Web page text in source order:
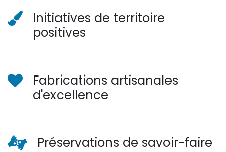
Initiatives de territoire
positives
Fabrications artisanales
d'excellence
Préservations de savoir-faire